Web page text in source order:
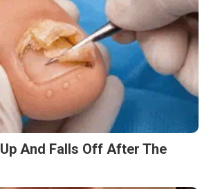
And Falls Off After The